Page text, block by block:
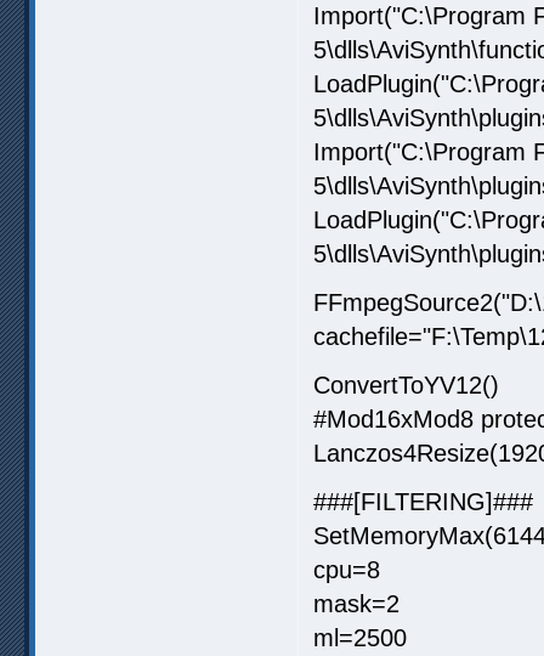
Import("C:\Program
Import("C:\Program
ConvertToYV12()
#Mod16xMod8
###[FILTERING]###
cpu=8
mask=2
ml=2500